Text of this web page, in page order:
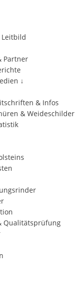
Partner
↓
& Infos
& Weideschilder
Qualitätsprüfung